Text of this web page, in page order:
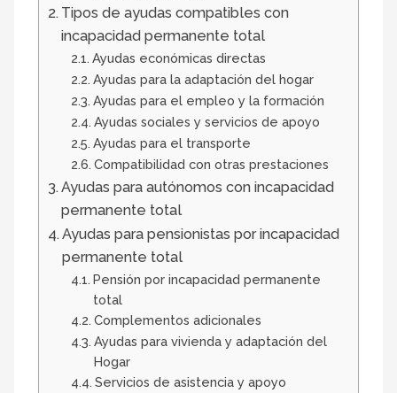
Tipos de ayudas compatibles con
incapacidad permanente total
Ayudas económicas directas
Ayudas para la adaptación del hogar
Ayudas para el empleo y la formación
Ayudas sociales y servicios de apoyo
Ayudas para el transporte
Compatibilidad con otras prestaciones
Ayudas para autónomos con incapacidad
permanente total
Ayudas para pensionistas por incapacidad
permanente total
Pensión por incapacidad permanente
total
Complementos adicionales
Ayudas para vivienda y adaptación del
Hogar
Servicios de asistencia y apoyo